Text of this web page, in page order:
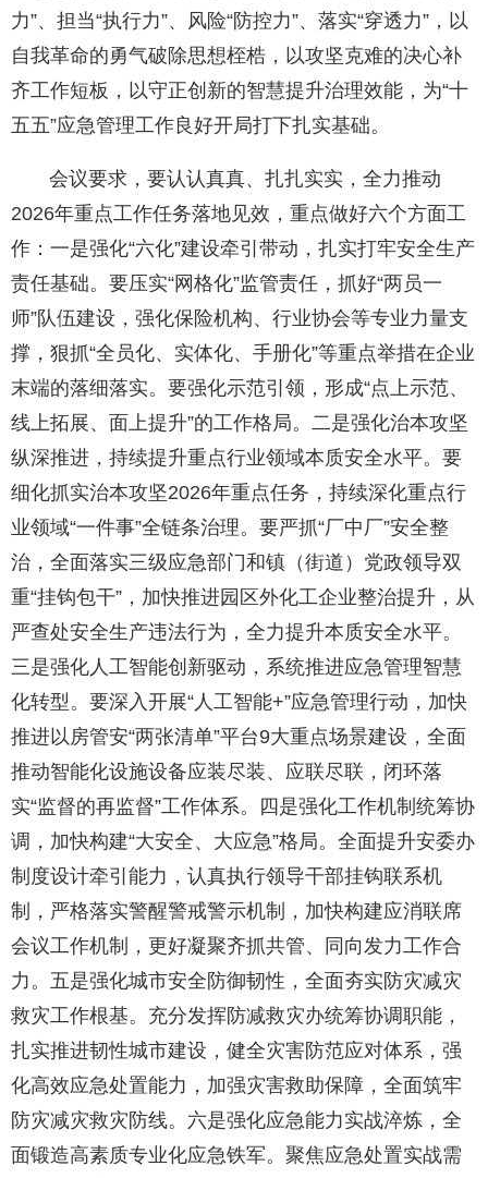
力”、担当“执行力”、风险“防控力”、落实“穿透力”，以
自我革命的勇气破除思想桎梏，以攻坚克难的决心补
齐工作短板，以守正创新的智慧提升治理效能，为“十
五五”应急管理工作良好开局打下扎实基础。
会议要求，要认认真真、扎扎实实，全力推动
2026年重点工作任务落地见效，重点做好六个方面工
作：一是强化“六化”建设牵引带动，扎实打牢安全生产
责任基础。要压实“网格化”监管责任，抓好“两员一
师”队伍建设，强化保险机构、行业协会等专业力量支
撑，狠抓“全员化、实体化、手册化”等重点举措在企业
末端的落细落实。要强化示范引领，形成“点上示范、
线上拓展、面上提升”的工作格局。二是强化治本攻坚
纵深推进，持续提升重点行业领域本质安全水平。要
细化抓实治本攻坚2026年重点任务，持续深化重点行
业领域“一件事”全链条治理。要严抓“厂中厂”安全整
治，全面落实三级应急部门和镇（街道）党政领导双
重“挂钩包干”，加快推进园区外化工企业整治提升，从
严查处安全生产违法行为，全力提升本质安全水平。
三是强化人工智能创新驱动，系统推进应急管理智慧
化转型。要深入开展“人工智能+”应急管理行动，加快
推进以房管安“两张清单”平台9大重点场景建设，全面
推动智能化设施设备应装尽装、应联尽联，闭环落
实“监督的再监督”工作体系。四是强化工作机制统筹协
调，加快构建“大安全、大应急”格局。全面提升安委办
制度设计牵引能力，认真执行领导干部挂钩联系机
制，严格落实警醒警戒警示机制，加快构建应消联席
会议工作机制，更好凝聚齐抓共管、同向发力工作合
力。五是强化城市安全防御韧性，全面夯实防灾减灾
救灾工作根基。充分发挥防减救灾办统筹协调职能，
扎实推进韧性城市建设，健全灾害防范应对体系，强
化高效应急处置能力，加强灾害救助保障，全面筑牢
防灾减灾救灾防线。六是强化应急能力实战淬炼，全
面锻造高素质专业化应急铁军。聚焦应急处置实战需